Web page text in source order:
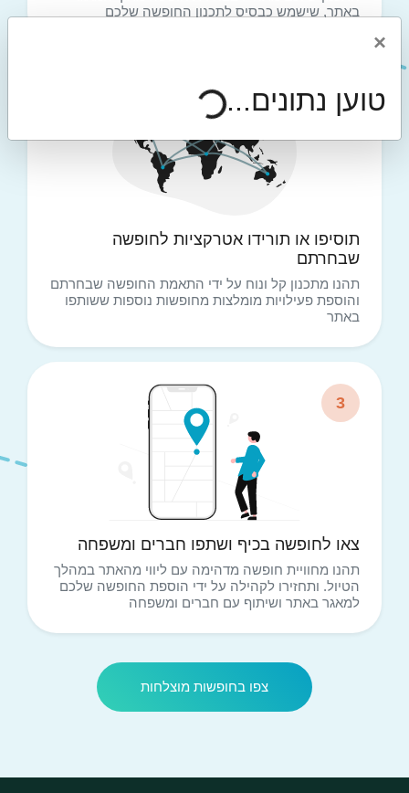
3
צאו לחופשה בכיף ושתפו חברים ומשפחה
תהנו מחוויית חופשה מדהימה עם ליווי מהאתר במהלך
הטיול. ותחזירו לקהילה על ידי הוספת החופשה שלכם
למאגר באתר ושיתוף עם חברים ומשפחה
2
תוסיפו או תורידו אטרקציות לחופשה
שבחרתם
תהנו מתכנון קל ונוח על ידי התאמת החופשה שבחרתם
והוספת פעילויות מומלצות מחופשות נוספות ששותפו
באתר
באתר, שישמש כבסיס לתכנון החופשה שלכם
צפו בחופשות מוצלחות
×
טוען נתונים...